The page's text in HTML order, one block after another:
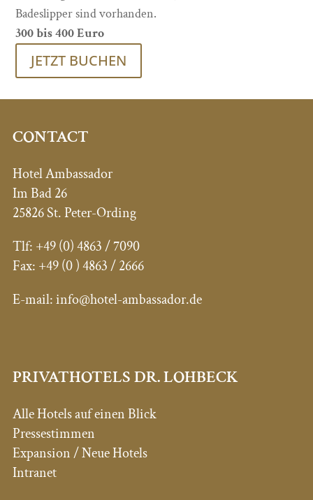
Badeslipper sind vorhanden.
300 bis 400 Euro
JETZT BUCHEN
CONTACT
Hotel Ambassador
Im Bad 26
25826 St. Peter-Ording
Tlf: +49 (0) 4863 / 7090
Fax: +49 (0) 4863 / 2666
E-mail:info@hotel-ambassador.de
PRIVATHOTELS DR. LOHBECK
Alle Hotels auf einen Blick
Pressestimmen
Expansion / Neue Hotels
Intranet